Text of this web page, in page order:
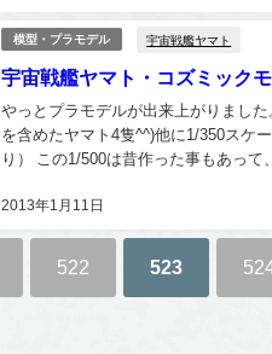
模型・プラモデル 宇宙戦艦ヤマト
宇宙戦艦ヤマト・コズミック
2013年1月11日
やっとプラモデルが出来上がりまし
を含めたヤマト4隻^^)他に1/350スケ
り） この1/500は昔作った事もあって
522 523